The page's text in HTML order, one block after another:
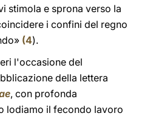
stimola e sprona verso la
i confini del regno
(4).
l'occasione del
della lettera
, con profonda
lodiamo il fecondo lavoro